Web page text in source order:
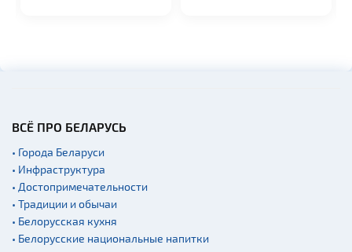
ВСЁ ПРО БЕЛАРУСЬ
• Города Беларуси
• Инфраструктура
• Достопримечательности
• Традиции и обычаи
• Белорусская кухня
• Белорусские национальные напитки